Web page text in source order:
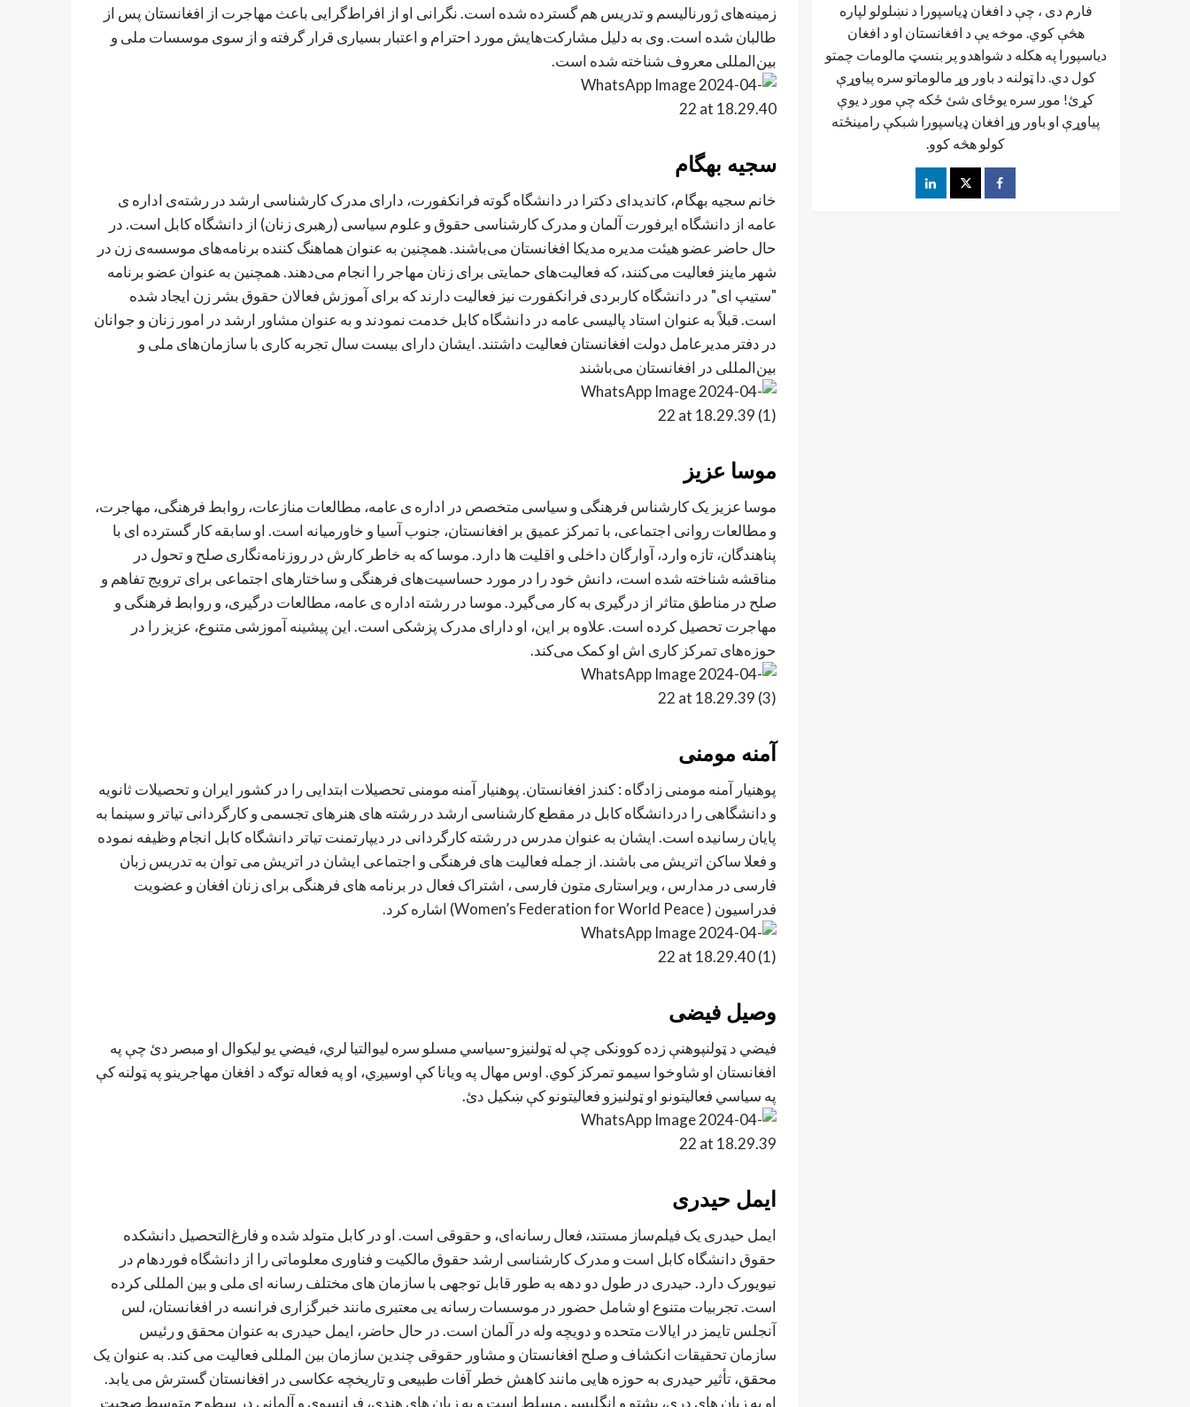
زمینه‌های ژورنالیسم و تدریس هم گسترده شده است. نگرانی او از افراط‌گرایی باعث مهاجرت از افغانستان پس از
طالبان شده است. وی به دلیل مشارکت‌هایش مورد احترام و اعتبار بسیاری قرار گرفته و از سوی موسسات ملی و
بین‌المللی معروف شناخته شده است.
سجیه بهگام
خانم سجیه بهگام، کاندیدای دکترا در دانشگاه گوته فرانکفورت، دارای مدرک کارشناسی ارشد در رشته‌ی اداره ی
عامه از دانشگاه ایرفورت آلمان و مدرک کارشناسی حقوق و علوم سیاسی (رهبری زنان) از دانشگاه کابل است. در
حال حاضر عضو هیئت مدیره مدیکا افغانستان می‌باشند. همچنین به عنوان هماهنگ کننده برنامه‌های موسسه‌ی زن در
شهر ماینز فعالیت می‌کنند، که فعالیت‌های حمایتی برای زنان مهاجر را انجام می‌دهند. همچنین به عنوان عضو برنامه
"ستیپ ای" در دانشگاه کاربردی فرانکفورت نیز فعالیت دارند که برای آموزش فعالان حقوق بشر زن ایجاد شده
است. قبلاً به عنوان استاد پالیسی عامه در دانشگاه کابل خدمت نمودند و به عنوان مشاور ارشد در امور زنان و جوانان
در دفتر مدیرعامل دولت افغانستان فعالیت داشتند. ایشان دارای بیست سال تجربه کاری با سازمان‌های ملی و
بین‌المللی در افغانستان می‌باشند
موسا عزیز
موسا عزیز یک کارشناس فرهنگی و سیاسی متخصص در اداره ی عامه، مطالعات منازعات، روابط فرهنگی، مهاجرت،
و مطالعات روانی اجتماعی، با تمرکز عمیق بر افغانستان، جنوب آسیا و خاورمیانه است. او سابقه کار گسترده ای با
پناهندگان، تازه وارد، آوارگان داخلی و اقلیت ها دارد. موسا که به خاطر کارش در روزنامه‌نگاری صلح و تحول در
مناقشه شناخته شده است، دانش خود را در مورد حساسیت‌های فرهنگی و ساختارهای اجتماعی برای ترویج تفاهم و
صلح در مناطق متاثر از درگیری به کار می‌گیرد. موسا در رشته اداره ی عامه، مطالعات درگیری، و روابط فرهنگی و
مهاجرت تحصیل کرده است. علاوه بر این، او دارای مدرک پزشکی است. این پیشینه آموزشی متنوع، عزیز را در
حوزه‌های تمرکز کاری اش او کمک می‌کند.
آمنه مومنی
پوهنیار آمنه مومنی زادگاه : کندز افغانستان. پوهنیار آمنه مومنی تحصیلات ابتدایی را در کشور ایران و تحصیلات ثانویه
و دانشگاهی را دردانشگاه کابل در مقطع کارشناسی ارشد در رشته های هنرهای تجسمی و کارگردانی تیاتر و سینما به
پایان رسانیده است. ایشان به عنوان مدرس در رشته کارگردانی در دیپارتمنت تیاتر دانشگاه کابل انجام وظیفه نموده
و فعلا ساکن اتریش می باشند. از جمله فعالیت های فرهنگی و اجتماعی ایشان در اتریش می توان به تدریس زبان
فارسی در مدارس ، ویراستاری متون فارسی ، اشتراک فعال در برنامه های فرهنگی برای زنان افغان و عضویت
فدراسیون ( Women’s Federation for World Peace) اشاره کرد.
وصیل فیضی
فیضي د ټولنپوهنې زده کوونکی چې له ټولنیزو-سیاسي مسلو سره لیوالتیا لري، فیضي یو لیکوال او مبصر دئ چې په
افغانستان او شاوخوا سیمو تمرکز کوي. اوس مهال په ویانا کې اوسیږي، او په فعاله توګه د افغان مهاجرینو په ټولنه کې
په سیاسي فعالیتونو او ټولنیزو فعالیتونو کې ښکیل دئ.
ایمل حیدری
ایمل حیدری یک فیلم‌ساز مستند، فعال رسانه‌ای، و حقوقی است. او در کابل متولد شده و فارغ‌التحصیل دانشکده
حقوق دانشگاه کابل است و مدرک کارشناسی ارشد حقوق مالکیت و فناوری معلوماتی را از دانشگاه فوردهام در
نیویورک دارد. حیدری در طول دو دهه به طور قابل توجهی با سازمان های مختلف رسانه ای ملی و بین المللی کرده
است. تجربیات متنوع او شامل حضور در موسسات رسانه یی معتبری مانند خبرگزاری فرانسه در افغانستان، لس
آنجلس تایمز در ایالات متحده و دویچه وله در آلمان است. در حال حاضر، ایمل حیدری به عنوان محقق و رئیس
سازمان تحقیقات انکشاف و صلح افغانستان و مشاور حقوقی چندین سازمان بین المللی فعالیت می کند. به عنوان یک
محقق، تأثیر حیدری به حوزه هایی مانند کاهش خطر آفات طبیعی و تاریخچه عکاسی در افغانستان گسترش می یابد.
او به زبان های دری، پشتو و انگلیسی مسلط است و به زبان های هندی، فرانسوی و آلمانی در سطوح متوسط صحبت
فارم دی ، چې د افغان ډیاسپورا د نښلولو لپاره
هڅې کوي. موخه يې د افغانستان او د افغان
دیاسپورا په هکله د شواهدو پر بنسټ مالومات چمتو
کول دي. دا ټولنه د باور وړ مالوماتو سره پیاوړې
کړئ! موږ سره یوځای شئ ځکه چې موږ د یوې
پیاوړې او باور وړ افغان ډیاسپورا شبکې رامینځته
کولو هڅه کوو.